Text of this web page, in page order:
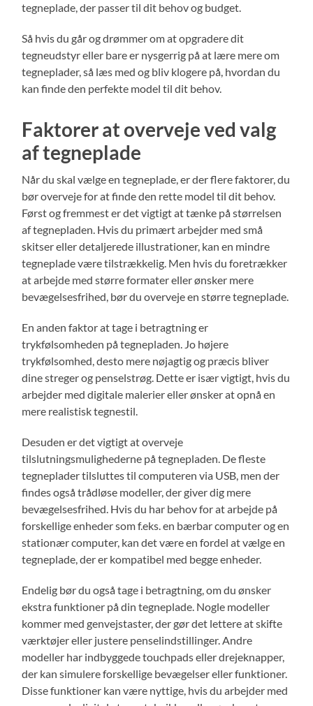
tegneplade, der passer til dit behov og budget.
Så hvis du går og drømmer om at opgradere dit
tegneudstyr eller bare er nysgerrig på at lære mere om
tegneplader, så læs med og bliv klogere på, hvordan du
kan finde den perfekte model til dit behov.
Faktorer at overveje ved valg
af tegneplade
Når du skal vælge en tegneplade, er der flere faktorer, du
bør overveje for at finde den rette model til dit behov.
Først og fremmest er det vigtigt at tænke på størrelsen
af tegnepladen. Hvis du primært arbejder med små
skitser eller detaljerede illustrationer, kan en mindre
tegneplade være tilstrækkelig. Men hvis du foretrækker
at arbejde med større formater eller ønsker mere
bevægelsesfrihed, bør du overveje en større tegneplade.
En anden faktor at tage i betragtning er
trykfølsomheden på tegnepladen. Jo højere
trykfølsomhed, desto mere nøjagtig og præcis bliver
dine streger og penselstrøg. Dette er især vigtigt, hvis du
arbejder med digitale malerier eller ønsker at opnå en
mere realistisk tegnestil.
Desuden er det vigtigt at overveje
tilslutningsmulighederne på tegnepladen. De fleste
tegneplader tilsluttes til computeren via USB, men der
findes også trådløse modeller, der giver dig mere
bevægelsesfrihed. Hvis du har behov for at arbejde på
forskellige enheder som f.eks. en bærbar computer og en
stationær computer, kan det være en fordel at vælge en
tegneplade, der er kompatibel med begge enheder.
Endelig bør du også tage i betragtning, om du ønsker
ekstra funktioner på din tegneplade. Nogle modeller
kommer med genvejstaster, der gør det lettere at skifte
værktøjer eller justere penselindstillinger. Andre
modeller har indbyggede touchpads eller drejeknapper,
der kan simulere forskellige bevægelser eller funktioner.
Disse funktioner kan være nyttige, hvis du arbejder med